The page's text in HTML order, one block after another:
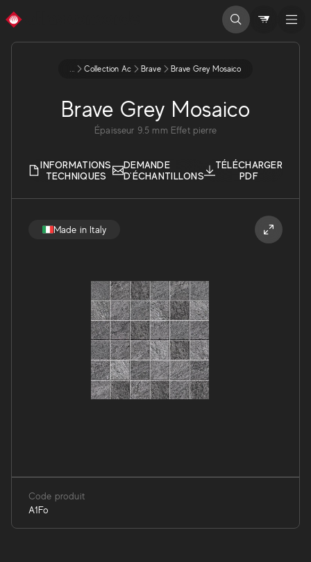
Made in Italy
... Collection Ac Brave Brave Grey Mosaico
Brave Grey Mosaico
Épaisseur 9.5 mm Effet pierre
INFORMATIONS
TECHNIQUES
DEMANDE
D'ÉCHANTILLONS
TÉLÉCHARGER
PDF
Code produit
A1Fo